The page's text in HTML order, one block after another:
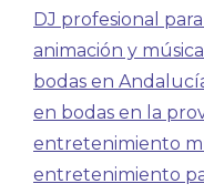
DJ profesional
animación y
bodas en
en bodas en la
entretenimiento
entretenimiento